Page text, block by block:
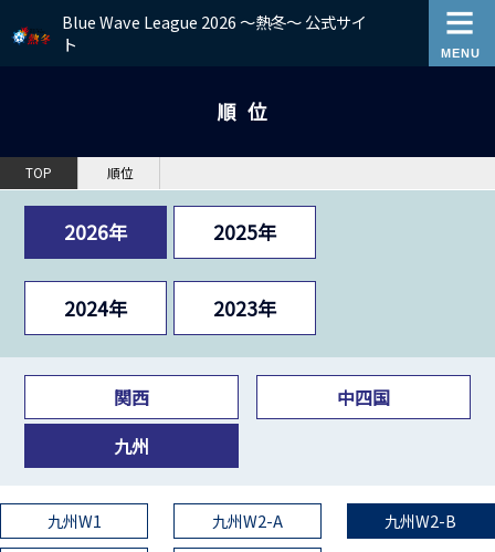
Blue Wave League 2026 ～熱冬～ 公式サイ
ト
順位
TOP 順位
2026年 2025年
2024年 2023年
関西
中四国
九州
九州W1 九州W2-A
九州W2-B